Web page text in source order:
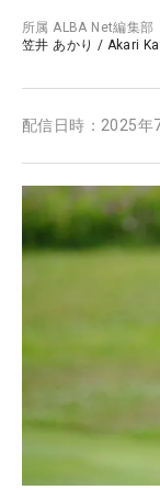
所属ALBA Net編集部
笠井 あかり / Akari
配信日時： 2025年